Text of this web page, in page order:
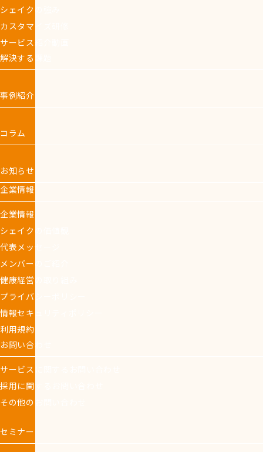
シェイクの強み
カスタマイズ研修
サービス紹介動画
解決する課題
事例紹介
コラム
お知らせ
企業情報
企業情報
シェイクの価値観
代表メッセージ
メンバーのご紹介
健康経営の取り組み
プライバシーポリシー
情報セキュリティポリシー
利用規約
お問い合わせ
サービスに関するお問い合わせ
採用に関するお問い合わせ
その他のお問い合わせ
セミナー